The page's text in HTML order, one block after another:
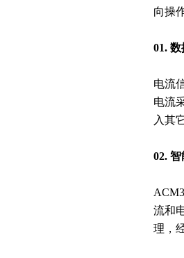
向操
01.
电流
电流
入其
02. 智
流和
理，